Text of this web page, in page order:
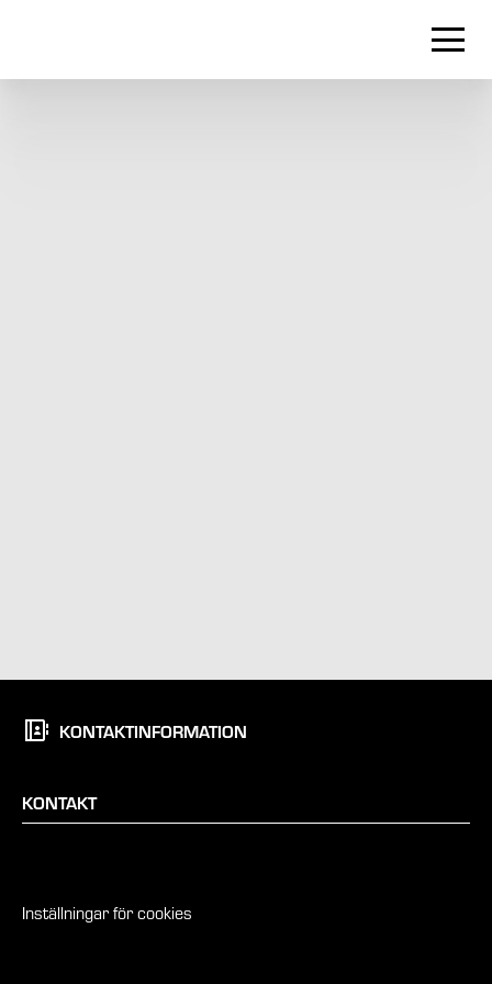
KONTAKTINFORMATION
KONTAKT
Inställningar för cookies